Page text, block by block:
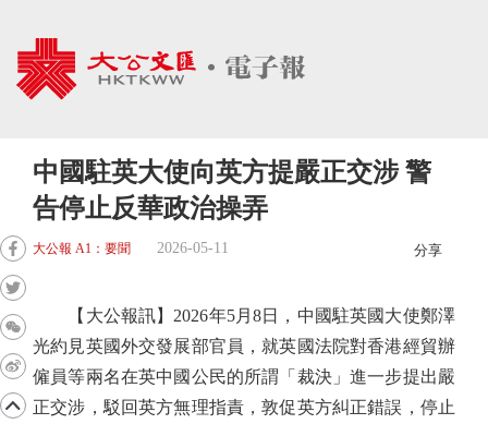
中國駐英大使向英方提嚴正交涉 警
告停止反華政治操弄
大公報 A1：要聞 2026-05-11 分享
【大公報訊】2026年5月8日，中國駐英國大使鄭澤
光約見英國外交發展部官員，就英國法院對香港經貿辦
僱員等兩名在英中國公民的所謂「裁決」進一步提出嚴
正交涉，駁回英方無理指責，敦促英方糾正錯誤，停止